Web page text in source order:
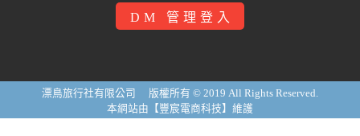
DM 管理登入
漂鳥旅行社有限公司 版權所有 © 2019 All Rights Reserved.
本網站由【豐宸電商科技】維護